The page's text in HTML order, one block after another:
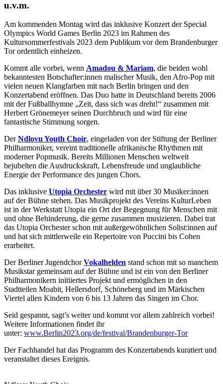
u.v.m.
Am kommenden Montag wird das inklusive Konzert der Special
Olympics World Games Berlin 2023 im Rahmen des
Kultursommerfestivals 2023 dem Publikum vor dem Brandenburger
Tor ordentlich einheizen.
Kommt alle vorbei, wenn Amadou & Mariam, die beiden wohl
bekanntesten Botschafter:innen malischer Musik, den Afro-Pop mit
vielen neuen Klangfarben mit nach Berlin bringen und den
Konzertabend eröffnen. Das Duo hatte in Deutschland bereits 2006
mit der Fußballhymne „Zeit, dass sich was dreht!“ zusammen mit
Herbert Grönemeyer seinen Durchbruch und wird für eine
fantastische Stimmung sorgen.
DerNdlovu Youth Choir, eingeladen von der Stiftung der Berliner
Philharmoniker, vereint traditionelle afrikanische Rhythmen mit
moderner Popmusik. Bereits Millionen Menschen weltweit
bejubelten die Ausdruckskraft, Lebensfreude und unglaubliche
Energie der Performance des jungen Chors.
Das inklusive Utopia Orchester wird mit über 30 Musiker:innen
auf der Bühne stehen. Das Musikprojekt des Vereins KulturLeben
ist in der Werkstatt Utopia ein Ort der Begegnung für Menschen mit
und ohne Behinderung, die gerne zusammen musizieren. Dabei trat
das Utopia Orchester schon mit außergewöhnlichen Solist:innen auf
und hat sich mittlerweile ein Repertoire von Puccini bis Cohen
erarbeitet.
Der Berliner JugendchorVokalhelden stand schon mit so manchem
Musikstar gemeinsam auf der Bühne und ist ein von den Berliner
Philharmonikern initiiertes Projekt und ermöglichen in den
Stadtteilen Moabit, Hellersdorf, Schöneberg und im Märkischen
Viertel allen Kindern von 6 bis 13 Jahren das Singen im Chor.
Seid gespannt, sagt’s weiter und kommt vor allem zahlreich vorbei!
Weitere Informationen findet ihr
unter: www.Berlin2023.org/de/festival/Brandenburger-Tor
Der Fachhandel hat das Programm des Konzertabends kuratiert und
veranstaltet dieses Ereignis.